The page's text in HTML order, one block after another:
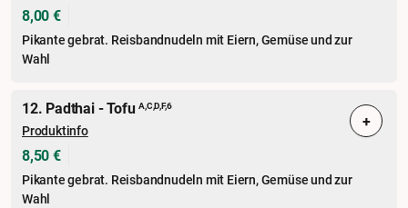
8,00 €
Pikante gebrat. Reisbandnudeln mit Eiern, Gemüse und zur
Wahl
12. Padthai - TofuA,C,D,F,6
Produktinfo
8,50 €
Pikante gebrat. Reisbandnudeln mit Eiern, Gemüse und zur
Wahl
+